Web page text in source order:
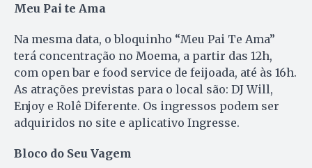
Meu Pai te Ama
Na mesma data, o bloquinho “Meu Pai Te Ama”
terá concentração no Moema, a partir das 12h,
com open bar e food service de feijoada, até às 16h.
As atrações previstas para o local são: DJ Will,
Enjoy e Rolê Diferente. Os ingressos podem ser
adquiridos no site e aplicativo Ingresse.
Bloco do Seu Vagem